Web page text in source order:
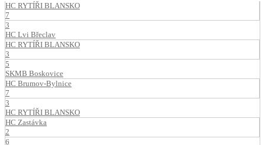
HC RYTÍŘI BLANSKO
7
3
HC Lvi Břeclav
HC RYTÍŘI BLANSKO
3
5
SKMB Boskovice
HC Brumov-Bylnice
7
3
HC RYTÍŘI BLANSKO
HC Zastávka
2
6